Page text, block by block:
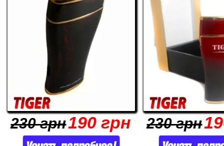
230 грн190 грн 230 грн